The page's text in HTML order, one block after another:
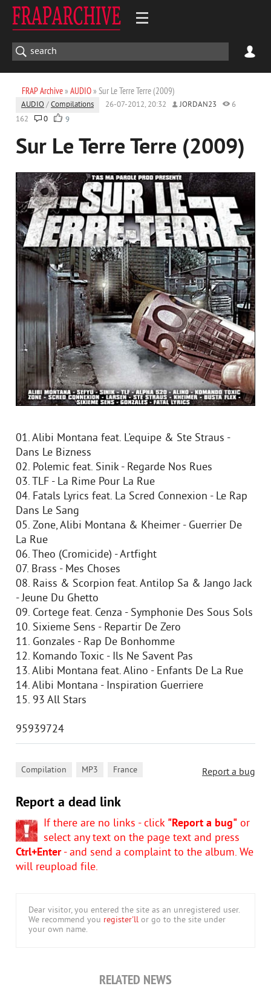
FRAP Archive» AUDIO» Sur Le Terre Terre (2009)
AUDIO /Compilations 26-07-2012, 20:32 JORDAN23
6
162
0 9
Sur Le Terre Terre (2009)
01. Alibi Montana feat. L'equipe & Ste Straus -
Dans Le Bizness
02. Polemic feat. Sinik - Regarde Nos Rues
03. TLF - La Rime Pour La Rue
04. Fatals Lyrics feat. La Scred Connexion - Le Rap
Dans Le Sang
05. Zone, Alibi Montana & Kheimer - Guerrier De
La Rue
06. Theo (Cromicide) - Artfight
07. Brass - Mes Choses
08. Raiss & Scorpion feat. Antilop Sa & Jango Jack
- Jeune Du Ghetto
09. Cortege feat. Cenza - Symphonie Des Sous Sols
10. Sixieme Sens - Repartir De Zero
11. Gonzales - Rap De Bonhomme
12. Komando Toxic - Ils Ne Savent Pas
13. Alibi Montana feat. Alino - Enfants De La Rue
14. Alibi Montana - Inspiration Guerriere
15. 93 All Stars
95939724
Report a bug
Compilation MP3 France
Report a dead link
If there are no links - click "Report a bug" or
select any text on the page text and press
Ctrl+Enter- and send a complaint to the album. We
will reupload file.
Dear visitor, you entered the site as an unregistered user.
We recommend you register'll or go to the site under
your own name.
RELATED NEWS